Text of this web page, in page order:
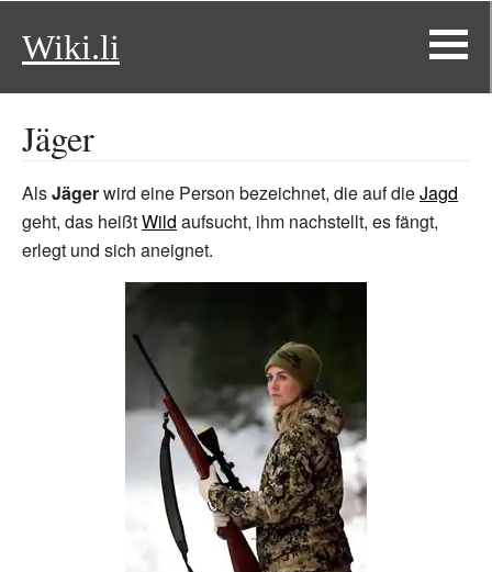
Wiki.li
Jäger
AlsJägerwird eine Person bezeichnet, die auf dieJagd
geht, das heißtWild aufsucht, ihm nachstellt, es fängt,
erlegt und sich aneignet.